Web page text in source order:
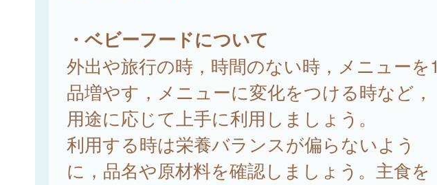
・ベビーフードについて
外出や旅行の時，時間のない時，メニューを1
品増やす，メニューに変化をつける時など，
用途に応じて上手に利用しましょう。
利用する時は栄養バランスが偏らないよう
に，品名や原材料を確認しましょう。主食を